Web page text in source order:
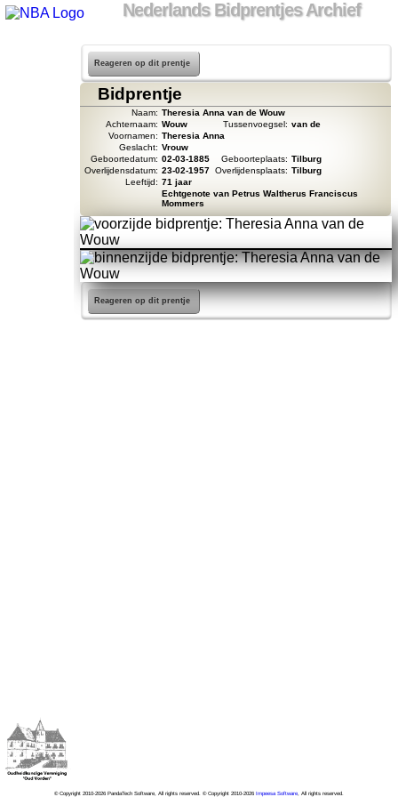
Nederlands Bidprentjes Archief
Reageren op dit prentje
Bidprentje
Naam: Theresia Anna van de Wouw
Achternaam: Wouw Tussenvoegsel: van de
Voornamen: Theresia Anna
Geslacht: Vrouw
Geboortedatum: 02-03-1885 Geboorteplaats: Tilburg
Overlijdensdatum: 23-02-1957 Overlijdensplaats: Tilburg
Leeftijd: 71 jaar
Echtgenote van Petrus Waltherus Franciscus
Mommers
Reageren op dit prentje
© Copyright 2010-2026 PandaTech Software, All rights reserved. © Copyright 2010-2026 Impeesa Software, All rights reserved.